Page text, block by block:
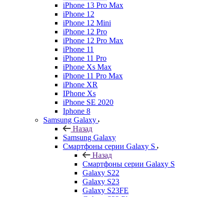
iPhone 13 Pro Max
iPhone 12
iPhone 12 Mini
iPhone 12 Pro
iPhone 12 Pro Max
iPhone 11
iPhone 11 Pro
iPhone Xs Max
iPhone 11 Pro Max
iPhone XR
IPhone Xs
iPhone SE 2020
Iphone 8
Samsung Galaxy
Назад
Samsung Galaxy
Смартфоны серии Galaxy S
Назад
Смартфоны серии Galaxy S
Galaxy S22
Galaxy S23
Galaxy S23FE